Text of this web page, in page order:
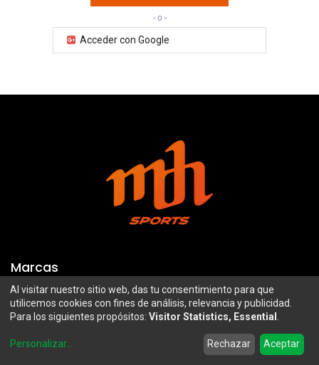
Wishlist Account
- o -
Acceder con Google
Marcas
Troy Lee Designs
100%
Airoh
Mazawi
SIDI
Al visitar nuestro sitio web, das tu consentimiento para que
utilicemos cookies con fines de análisis, relevancia y publicidad.
Para los siguientes propósitos: Visitor Statistics, Essential
Personalizar... Rechazar Aceptar